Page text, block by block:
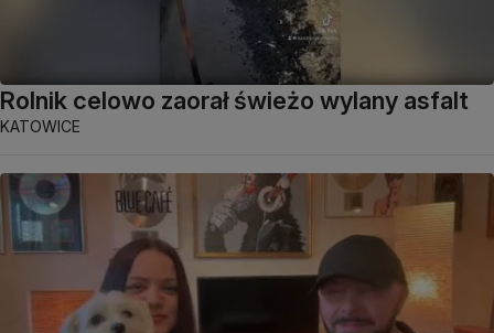
Rolnik celowo zaorał świeżo wylany asfalt
KATOWICE